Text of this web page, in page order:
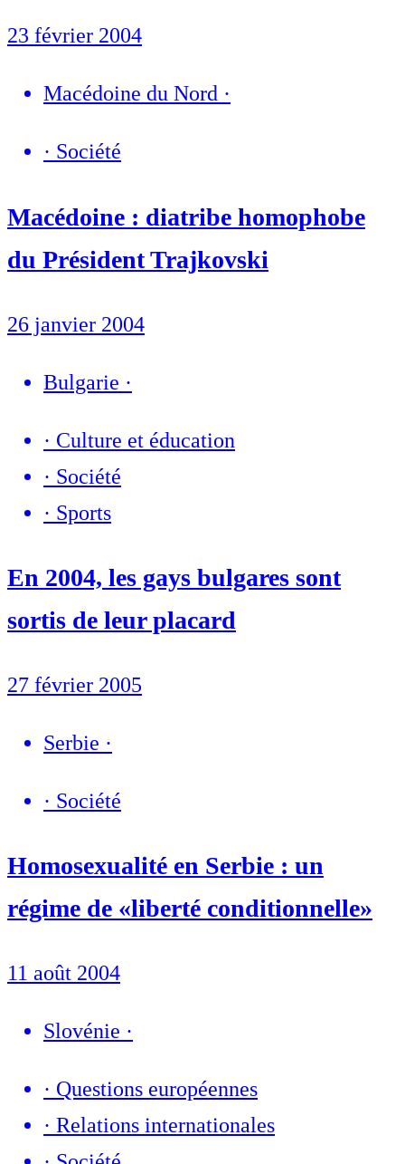
23 février 2004
Macédoine du Nord ·
· Société
Macédoine : diatribe homophobe
du Président Trajkovski
26 janvier 2004
Bulgarie ·
· Culture et éducation
· Société
· Sports
En 2004, les gays bulgares sont
sortis de leur placard
27 février 2005
Serbie ·
· Société
Homosexualité en Serbie : un
régime de «liberté conditionnelle»
11 août 2004
Slovénie ·
· Questions européennes
· Relations internationales